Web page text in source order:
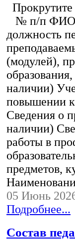
Прокрутите
№ п/п ФИО
должность
(модулей),
наличии)
повышении
Сведения о
наличии)
работы в
предметов,
05 Июнь
Подробнее...
Состав